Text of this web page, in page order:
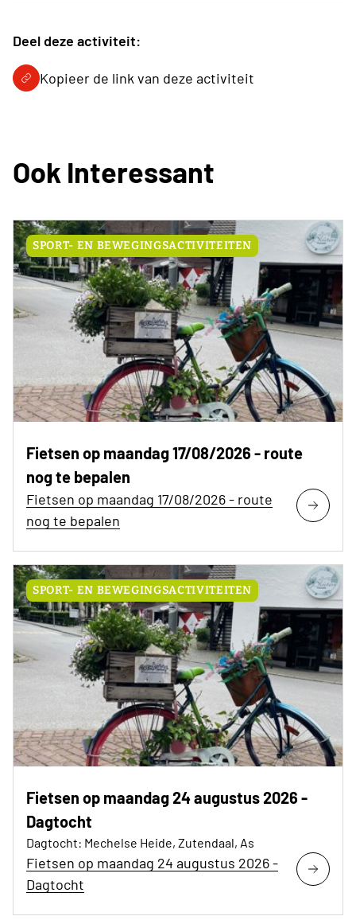
Deel deze activiteit:
Kopieer de link van deze activiteit
Ook Interessant
SPORT- EN BEWEGINGSACTIVITEITEN
Fietsen op maandag 17/08/2026 - route
nog te bepalen
Fietsen op maandag 17/08/2026 - route
nog te bepalen
SPORT- EN BEWEGINGSACTIVITEITEN
Fietsen op maandag 24 augustus 2026 -
Dagtocht
Dagtocht: Mechelse Heide, Zutendaal, As
Fietsen op maandag 24 augustus 2026 -
Dagtocht